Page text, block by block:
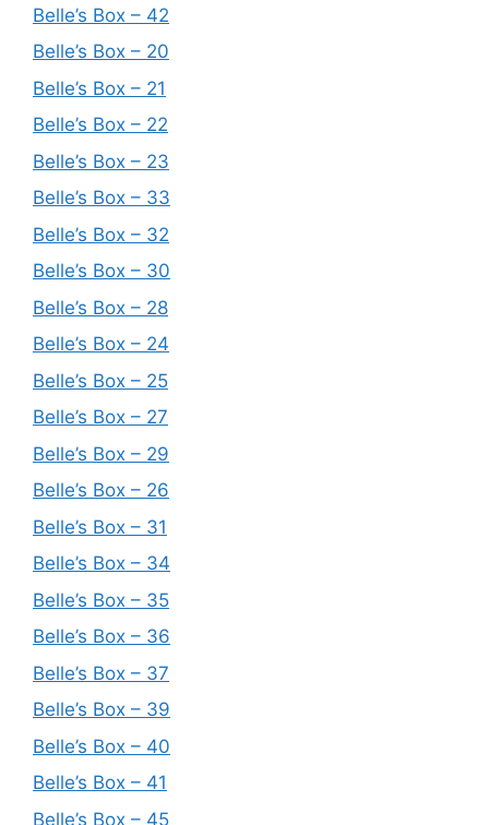
Belle’s Box – 42
Belle’s Box – 20
Belle’s Box – 21
Belle’s Box – 22
Belle’s Box – 23
Belle’s Box – 33
Belle’s Box – 32
Belle’s Box – 30
Belle’s Box – 28
Belle’s Box – 24
Belle’s Box – 25
Belle’s Box – 27
Belle’s Box – 29
Belle’s Box – 26
Belle’s Box – 31
Belle’s Box – 34
Belle’s Box – 35
Belle’s Box – 36
Belle’s Box – 37
Belle’s Box – 39
Belle’s Box – 40
Belle’s Box – 41
Belle’s Box – 45